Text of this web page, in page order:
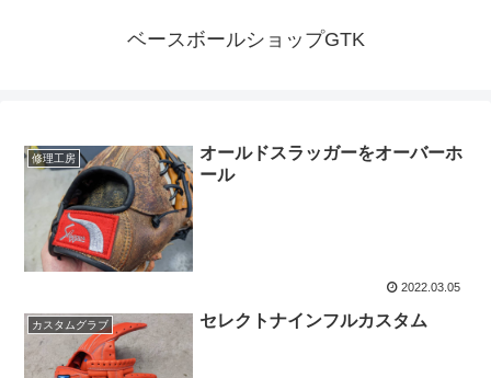
ベースボールショップGTK
修理工房
オールドスラッガーをオーバーホ
ール
2022.03.05
カスタムグラブ セレクトナインフルカスタム